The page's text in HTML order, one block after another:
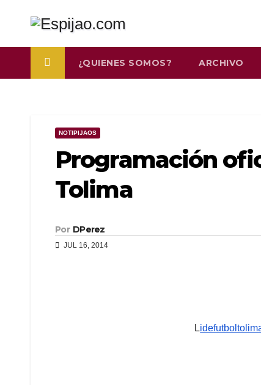
contenido
¿QUIENES SOMOS? ARCHIVO
NOTIPIJAOS
Programación
Tolima
Por DPerez
JUL 16, 2014
L